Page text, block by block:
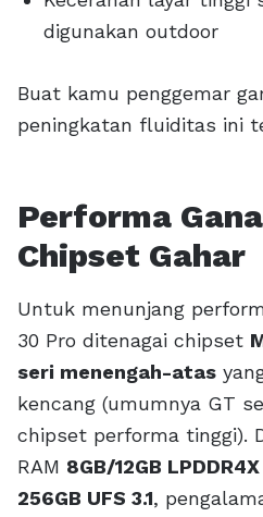
digunakan outdoor
Buat kamu penggemar
peningkatan fluiditas ini
Performa
Chipset Gahar
Untuk menunjang
30 Pro ditenagai chipset
seri menengah-atas
kencang (umumnya GT
chipset performa tinggi).
RAM 8GB/12GB LPDDR4X
256GB UFS 3.1,